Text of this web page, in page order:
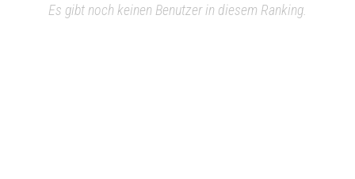
Es gibt noch keinen Benutzer in diesem Ranking.